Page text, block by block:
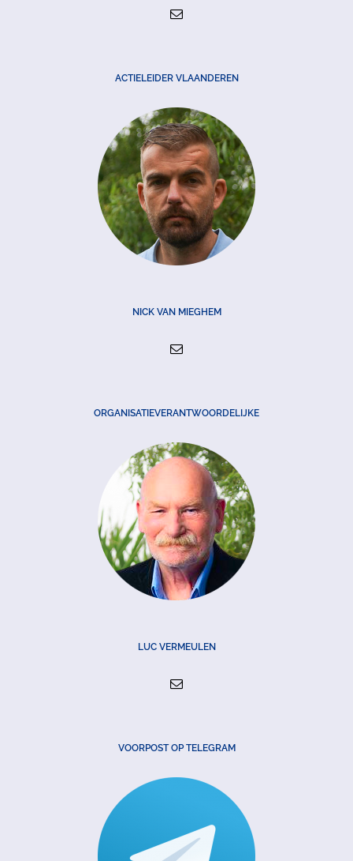
ACTIELEIDER VLAANDEREN
NICK VAN MIEGHEM
ORGANISATIEVERANTWOORDELIJKE
LUC VERMEULEN
VOORPOST OP TELEGRAM